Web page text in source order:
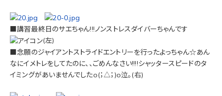
■講習最終日のサエちゃん!!!ノンストレスダイバーちゃんです
(左)
■念願のジャイアントストライドエントリーを行ったよっちゃん☆あん
なにイメトレをしてたのに、、ごめんなさい!!!!シャッタースピードのタ
イミングがあいませんでしたo(；△；)o泣。(右)